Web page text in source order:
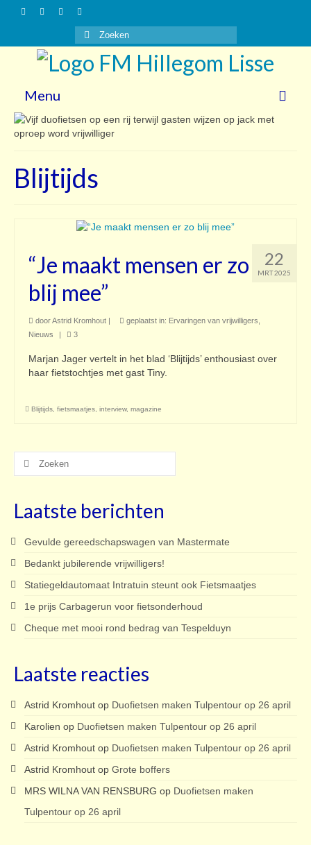
Zoeken
naar:
Menu
Nieuws
Vrijwilligers
Contact
Blijtijds
22
MRT 2025
“Je maakt mensen er zo
blij mee”
doorAstrid Kromhout | geplaatst in: Ervaringen van vrijwilligers
Nieuws
| 3
Marjan Jager vertelt in het blad ‘Blijtijds’ enthousiast over
haar fietstochtjes met gast Tiny.
Blijtijds fietsmaatjes interview, magazine
Zoeken
Laatste berichten
Gevulde gereedschapswagen van Mastermate
Bedankt jubilerende vrijwilligers!
Statiegeldautomaat Intratuin steunt ook Fietsmaatjes
1e prijs Carbagerun voor fietsonderhoud
Cheque met mooi rond bedrag van Tespelduyn
Laatste reacties
Astrid Kromhout op Duofietsen maken Tulpentour op 26 april
Karolien op Duofietsen maken Tulpentour op 26 april
Astrid Kromhout op Duofietsen maken Tulpentour op 26 april
Astrid Kromhout op Grote boffers
MRS WILNA VAN RENSBURG op Duofietsen maken
Tulpentour op 26 april